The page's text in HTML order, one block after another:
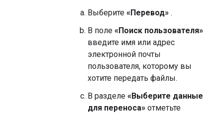
Выберите «Перевод» .
В поле «Поиск пользователя»
введите имя или адрес
электронной почты
пользователя, которому вы
хотите передать файлы.
В разделе «Выберите данные
для переноса» отметьте